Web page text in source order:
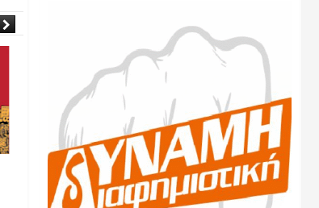
Το Κρατικό Θέατρο Βορείου Ελλάδος θα
παρουσιάσει το καλοκαίρι του 2026 την
παραγωγή «Λυσιστράτη»
12 Ιουλ
2026
ΚΑΘΕ
Pierias